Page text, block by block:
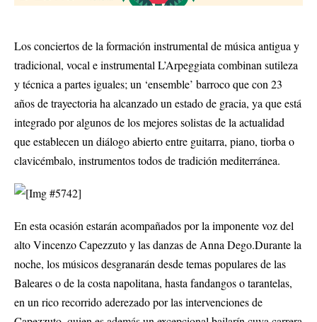
Los conciertos de la formación instrumental de música antigua y
tradicional, vocal e instrumental L’Arpeggiata combinan sutileza
y técnica a partes iguales; un ‘ensemble’ barroco que con 23
años de trayectoria ha alcanzado un estado de gracia, ya que está
integrado por algunos de los mejores solistas de la actualidad
que establecen un diálogo abierto entre guitarra, piano, tiorba o
clavicémbalo, instrumentos todos de tradición mediterránea.
En esta ocasión estarán acompañados por la imponente voz del
alto Vincenzo Capezzuto y las danzas de Anna Dego.Durante la
noche, los músicos desgranarán desde temas populares de las
Baleares o de la costa napolitana, hasta fandangos o tarantelas,
en un rico recorrido aderezado por las intervenciones de